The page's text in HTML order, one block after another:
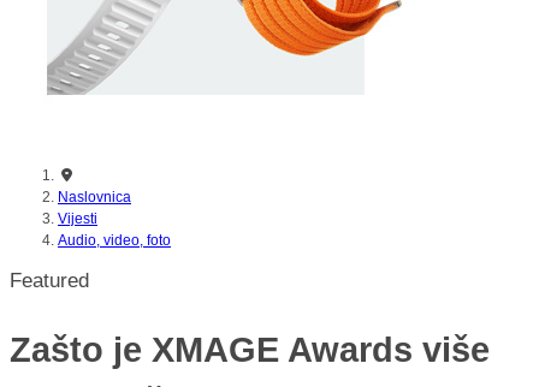
Naslovnica
Vijesti
Audio, video, foto
Featured
Zašto je XMAGE Awards više